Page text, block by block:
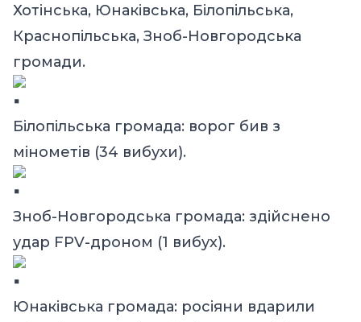
Хотінська, Юнаківська, Білопільська,
Краснопільська, Зноб-Новгородська
громади.
Білопільська громада: ворог бив з
мінометів (34 вибухи).
Зноб-Новгородська громада: здійснено
удар FPV-дроном (1 вибух).
Юнаківська громада: росіяни вдарили